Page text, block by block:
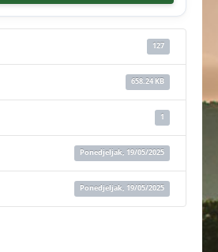
127
658.24 KB
1
Ponedjeljak, 19/05/2025
Ponedjeljak, 19/05/2025